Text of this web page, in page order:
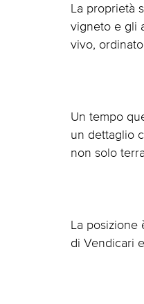
La proprietà
vigneto e gli
vivo,
Un tempo
un dettaglio
non solo
La posizione
di Vendicari